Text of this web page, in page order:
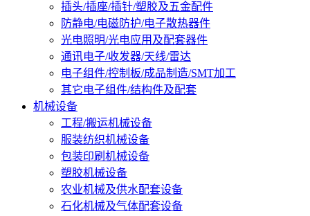
插头/插座/插针/塑胶及五金配件
防静电/电磁防护/电子散热器件
光电照明/光电应用及配套器件
通讯电子/收发器/天线/雷达
电子组件/控制板/成品制造/SMT加工
其它电子组件/结构件及配套
机械设备
工程/搬运机械设备
服装纺织机械设备
包装印刷机械设备
塑胶机械设备
农业机械及供水配套设备
石化机械及气体配套设备